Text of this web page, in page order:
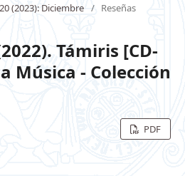
(2023): Diciembre / Reseñas
Támiris [CD-
Música - Colección
PDF